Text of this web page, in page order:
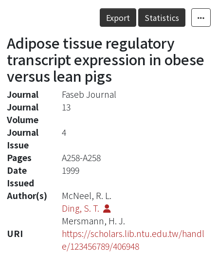
Statistics
Details
Export Statistics
Adipose tissue regulatory
transcript expression in obese
versus lean pigs
Journal
Faseb Journal
Journal
Volume
13
Journal
Issue
4
Pages
A258-A258
Date
Issued
1999
Author(s)
McNeel, R. L.
Ding, S. T.
Mersmann, H. J.
URI
https://scholars.lib.ntu.edu.tw/handl
e/123456789/406948